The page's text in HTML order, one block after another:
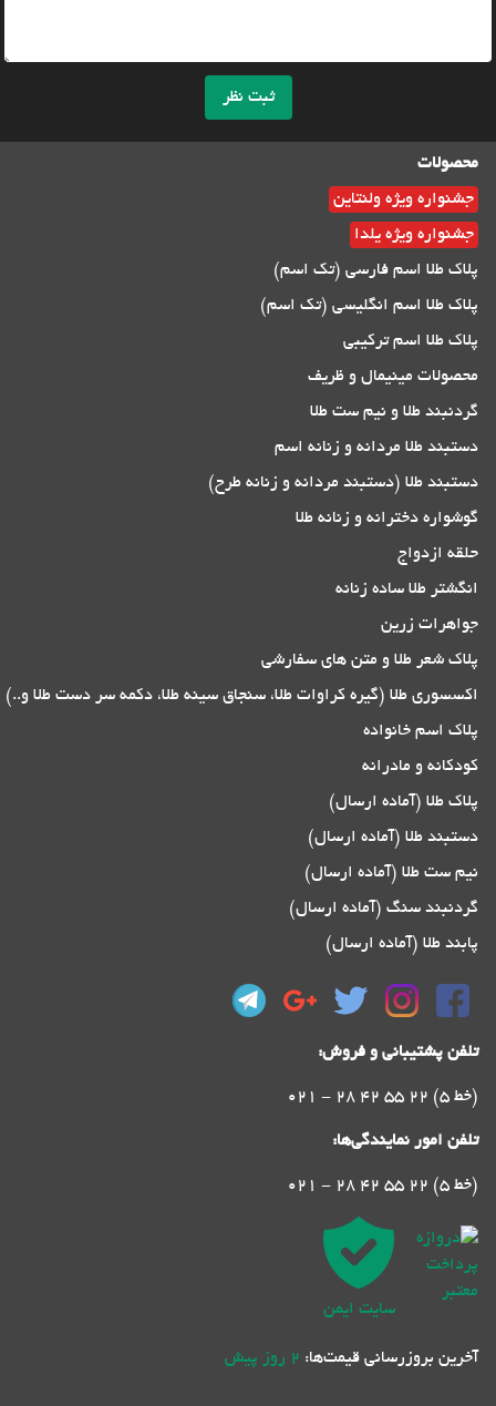
ثبت نظر
محصولات
جشنواره ویژه ولنتاین
جشنواره ویژه یلدا
پلاک طلا اسم فارسی (تک اسم)
پلاک طلا اسم انگلیسی (تک اسم)
پلاک طلا اسم ترکیبی
محصولات مینیمال و ظریف
گردنبند طلا و نیم ست طلا
دستبند طلا مردانه و زنانه اسم
دستبند طلا (دستبند مردانه و زنانه طرح)
گوشواره دخترانه و زنانه طلا
حلقه ازدواج
انگشتر طلا ساده زنانه
جواهرات زرین
پلاک شعر طلا و متن های سفارشی
اکسسوری طلا (گیره کراوات طلا، سنجاق سینه طلا، دکمه سر دست طلا و..)
پلاک اسم خانواده
کودکانه و مادرانه
پلاک طلا (آماده ارسال)
دستبند طلا (آماده ارسال)
نیم ست طلا (آماده ارسال)
گردنبند سنگ (آماده ارسال)
پابند طلا (آماده ارسال)
تلفن پشتیبانی و فروش:
021 - 28 42 55 22 (5 خط)
تلفن امور نمایندگی‌ها:
021 - 28 42 55 22 (5 خط)
سایت ایمن
آخرین بروزرسانی قیمت‌ها: 2 روز پیش